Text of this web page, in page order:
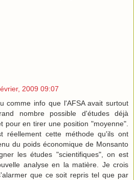
2009 09:07
comme info que l'AFSA avait surtout
nombre possible d'études déjà
pour en tirer une position "moyenne".
réellement cette méthode qu'ils ont
du poids économique de Monsanto
les études "scientifiques", on est
analyse en la matière. Je crois
que ce soit repris tel que par